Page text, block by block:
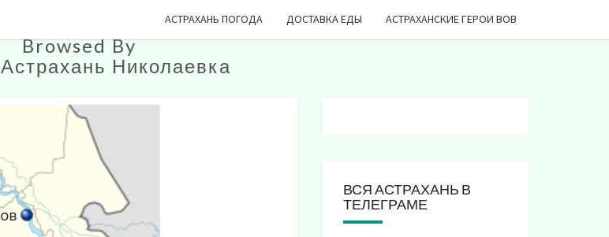
АСТРАХАНЬ ПОГОДА ДОСТАВКА ЕДЫ АСТРАХАНСКИЕ ГЕРОИ ВОВ
Browsed By
Астрахань Николаевка
ВСЯ АСТРАХАНЬ В
ТЕЛЕГРАМЕ